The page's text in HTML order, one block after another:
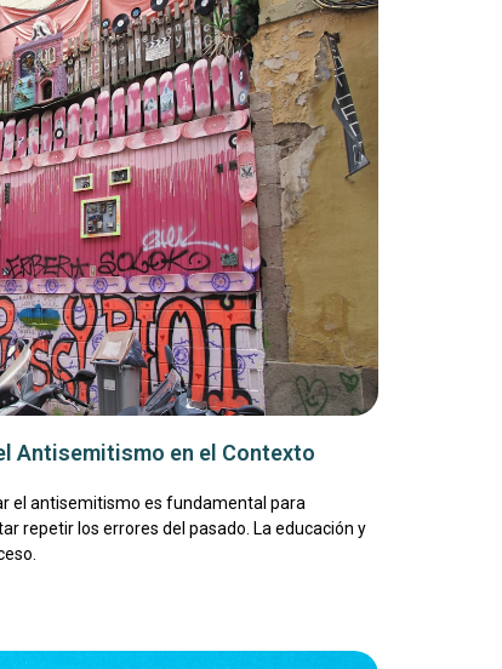
Antisemitismo en el Contexto
el antisemitismo es fundamental para
repetir los errores del pasado. La educación y